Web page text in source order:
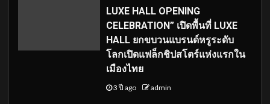
LUXE HALL OPENING
CELEBRATION” เปิดพื้นที่ LUXE
HALL ยกขบวนแบรนด์หรูระดับ
โลกเปิดแฟล็กชิปสโตร์แห่งแรกใน
เมืองไทย
3 ปี ago admin